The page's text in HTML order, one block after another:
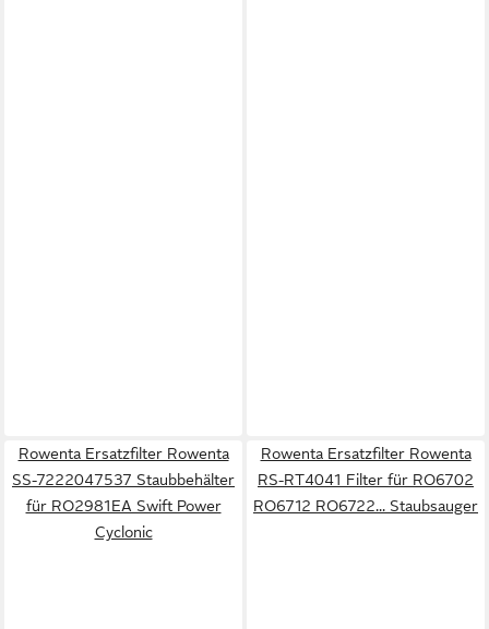
Rowenta Ersatzfilter Rowenta
SS-7222047537 Staubbehälter
für RO2981EA Swift Power
Cyclonic
Rowenta Ersatzfilter Rowenta
RS-RT4041 Filter für RO6702
RO6712 RO6722... Staubsauger